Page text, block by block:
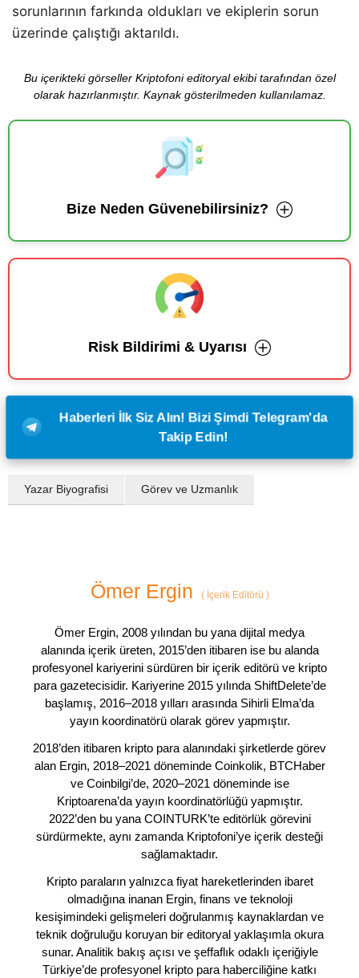
sorunlarının farkında oldukları ve ekiplerin sorun
üzerinde çalıştığı aktarıldı.
Bu içerikteki görseller Kriptofoni editoryal ekibi tarafından özel
olarak hazırlanmıştır. Kaynak gösterilmeden kullanılamaz.
Bize Neden Güvenebilirsiniz?
Risk Bildirimi & Uyarısı
Haberleri İlk Siz Alın! Bizi Şimdi Telegram'da
Takip Edin!
Yazar Biyografisi Görev ve Uzmanlık
Ömer Ergin (İçerik Editörü )
Ömer Ergin, 2008 yılından bu yana dijital medya
alanında içerik üreten, 2015’den itibaren ise bu alanda
profesyonel kariyerini sürdüren bir içerik editörü ve kripto
para gazetecisidir. Kariyerine 2015 yılında ShiftDelete’de
başlamış, 2016–2018 yılları arasında Sihirli Elma’da
yayın koordinatörü olarak görev yapmıştır.
2018’den itibaren kripto para alanındaki şirketlerde görev
alan Ergin, 2018–2021 döneminde Coinkolik, BTCHaber
ve Coinbilgi’de, 2020–2021 döneminde ise
Kriptoarena’da yayın koordinatörlüğü yapmıştır.
2022’den bu yana COINTURK’te editörlük görevini
sürdürmekte, aynı zamanda Kriptofoni’ye içerik desteği
sağlamaktadır.
Kripto paraların yalnızca fiyat hareketlerinden ibaret
olmadığına inanan Ergin, finans ve teknoloji
kesişimindeki gelişmeleri doğrulanmış kaynaklardan ve
teknik doğruluğu koruyan bir editoryal yaklaşımla okura
sunar. Analitik bakış açısı ve şeffaflık odaklı içeriğiyle
Türkiye’de profesyonel kripto para haberciliğine katkı